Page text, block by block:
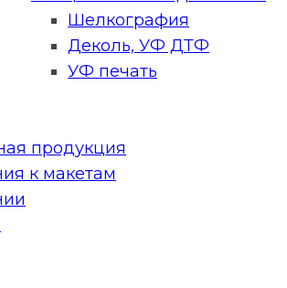
Шелкография
Деколь, УФ ДТФ
УФ печать
продукция
к макетам